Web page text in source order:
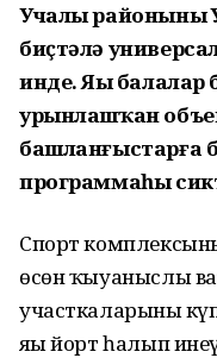
Учалы районының
биҫтәлә
инде. Яңы балалар
урынлашҡан
башланғыстарға
программаһы
Спорт
өсөн ҡыуаныслы
участкаларының
яңы йорт һалып